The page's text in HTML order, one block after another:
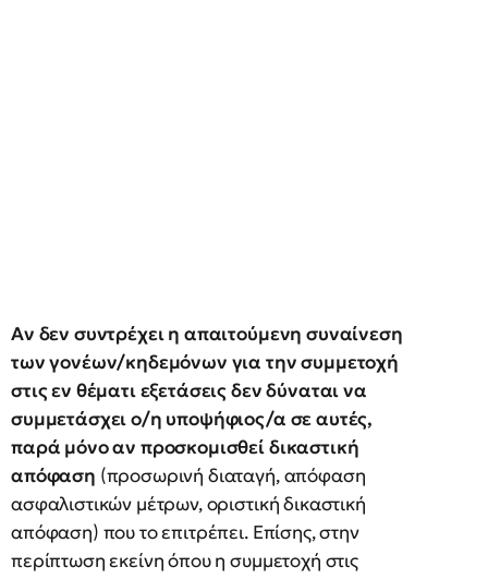
Αν δεν συντρέχει η απαιτούμενη συναίνεση
των γονέων/κηδεμόνων για την συμμετοχή
στις εν θέματι εξετάσεις δεν δύναται να
συμμετάσχει ο/η υποψήφιος/α σε αυτές,
παρά μόνο αν προσκομισθεί δικαστική
απόφαση (προσωρινή διαταγή, απόφαση
ασφαλιστικών μέτρων, οριστική δικαστική
απόφαση) που το επιτρέπει. Επίσης, στην
περίπτωση εκείνη όπου η συμμετοχή στις